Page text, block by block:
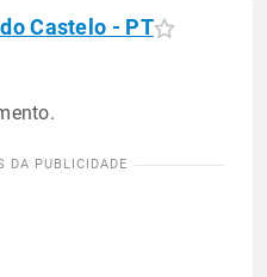
Castelo - PT